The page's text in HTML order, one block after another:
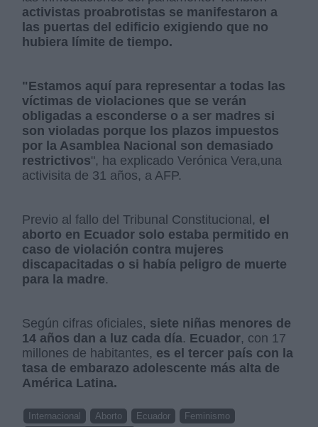
activistas proabrotistas se manifestaron a
las puertas del edificio exigiendo que no
hubiera límite de tiempo.
"Estamos aquí para representar a todas las
víctimas de violaciones que se verán
obligadas a esconderse o a ser madres si
son violadas porque los plazos impuestos
por la Asamblea Nacional son demasiado
restrictivos", ha explicado Verónica Vera,una
activisita de 31 años, a AFP.
Previo al fallo del Tribunal Constitucional, el
aborto en Ecuador solo estaba permitido en
caso de violación contra mujeres
discapacitadas o si había peligro de muerte
para la madre.
Según cifras oficiales, siete niñas menores de
14 años dan a luz cada día. Ecuador, con 17
millones de habitantes, es el tercer país con la
tasa de embarazo adolescente más alta de
América Latina.
Internacional Aborto Ecuador
Feminismo